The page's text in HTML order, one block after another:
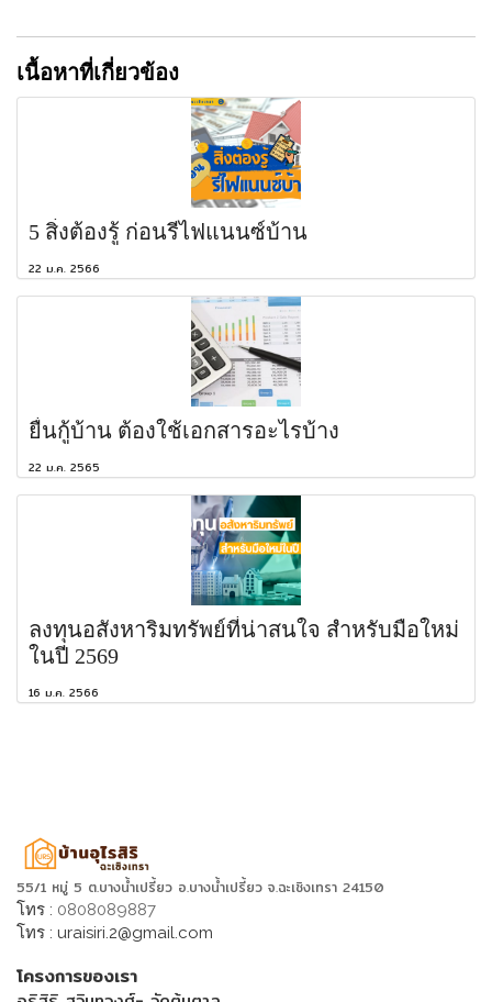
เนื้อหาที่เกี่ยวข้อง
5 สิ่งต้องรู้ ก่อนรีไฟแนนซ์บ้าน
22 ม.ค. 2566
ยื่นกู้บ้าน ต้องใช้เอกสารอะไรบ้าง
22 ม.ค. 2565
ลงทุนอสังหาริมทรัพย์ที่น่าสนใจ สำหรับมือใหม่
ในปี 2569
16 ม.ค. 2566
55/1 หมู่ 5 ต.บางน้ำเปรี้ยว อ.บางน้ำเปรี้ยว จ.ฉะเชิงเทรา 24150
โทร : 0808089887
โทร : uraisiri.2@gmail.com
โครงการของเรา